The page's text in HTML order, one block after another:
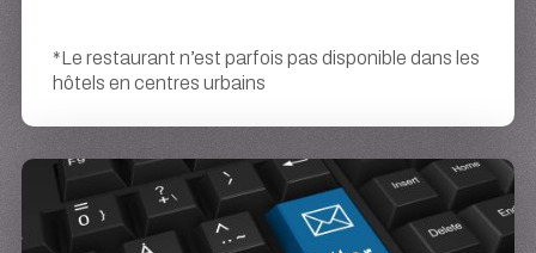
*Le restaurant n’est parfois pas disponible dans les
hôtels en centres urbains